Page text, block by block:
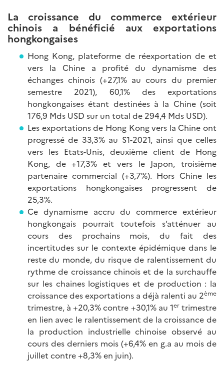
La croissance du commerce extérieur
chinois a bénéficié aux exportations
hongkongaises
Hong Kong, plateforme de réexportation de et
vers la Chine a profité du dynamisme des
échanges chinois (+27,1% au cours du premier
semestre 2021), 60,1% des exportations
hongkongaises étant destinées à la Chine (soit
176,9 Mds USD sur un total de 294,4 Mds USD).
Les exportations de Hong Kong vers la Chine ont
progressé de 33,3% au S1-2021, ainsi que celles
vers les Etats-Unis, deuxième client de Hong
Kong, de +17,3% et vers le Japon, troisième
partenaire commercial (+3,7%). Hors Chine les
exportations hongkongaises progressent de
25,3%.
Ce dynamisme accru du commerce extérieur
hongkongais pourrait toutefois s’atténuer au
cours des prochains mois, du fait des
incertitudes sur le contexte épidémique dans le
reste du monde, du risque de ralentissement du
rythme de croissance chinois et de la surchauffe
sur les chaines logistiques et de production : la
croissance des exportations a déjà ralenti au 2ème
trimestre, à +20,3% contre +30,1% au 1ertrimestre
en lien avec le ralentissement de la croissance de
la production industrielle chinoise observé au
cours des derniers mois (+6,4% en g.a au mois de
juillet contre +8,3% en juin).